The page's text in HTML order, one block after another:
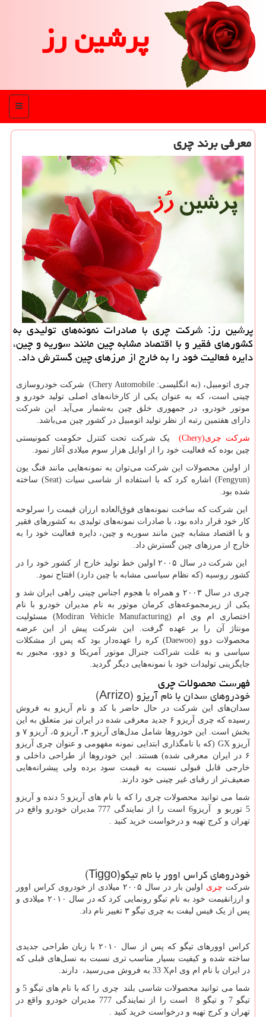
پرشین رز
منو
معرفی برند چری
پرشین رز: شركت چری با صادرات نمونه‌های تولیدی به
كشورهای فقیر و با اقتصاد مشابه چین مانند سوریه و چین،
دایره فعالیت خود را به خارج از مرزهای چین گسترش داد.
چری اتومبیل، (به انگلیسی:Chery Automobile) شرکت خودروسازی
چینی است، که به عنوان یکی از کارخانه‌های اصلی تولید خودرو و
موتور خودرو، در جمهوری خلق چین به‌شمار می‌آید. این شرکت
دارای هفتمین رتبه از نظر تولید اتومبیل در کشور چین می‌باشد.
شرکت چری(Chery)
یک شرکت تحت کنترل حکومت کمونیستی
چین بوده که فعالیت خود را از اوایل هزار سوم میلادی آغاز نمود.
از اولین محصولات این شرکت می‌توان به نمونه‌هایی مانند فنگ یون
(
Fengyun) اشاره کرد که با استفاده از شاسی سیات (Seat) ساخته
شده بود.
این شرکت که ساخت نمونه‌های فوق‌العاده ارزان قیمت را سرلوحه
کار خود قرار داده بود، با صادرات نمونه‌های تولیدی به کشورهای فقیر
و با اقتصاد مشابه چین مانند سوریه و چین، دایره فعالیت خود را به
خارج از مرزهای چین گسترش داد.
این شرکت در سال ۲۰۰۵ اولین خط تولید خارج از کشور خود را در
کشور روسیه (که نظام سیاسی مشابه با چین دارد) افتتاح نمود.
چری در سال ۲۰۰۳ و همراه با هجوم اجناس چینی راهی ایران شد و
یکی از زیرمجموعه‌های کرمان موتور به نام مدیران خودرو با نام
اختصاری ام وی ام (Modiran Vehicle Manufacturing) مسئولیت
مونتاژ آن را بر عهده گرفت. این شرکت پیش از این عرضه
محصولات دوو (Daewoo) کره را عهده‌دار بود که پس از مشکلات
سیاسی و به علت شراکت جنرال موتور آمریکا و دوو، مجبور به
جایگزینی تولیدات خود با نمونه‌هایی دیگر گردید.
فهرست محصولات چری
خودروهای سدان با نام آریزو (Arrizo
)
سدان‌های این شرکت در حال حاضر با کد و نام آریزو به فروش
رسیده که چری آریزو ۶ جدید معرفی شده در ایران نیز متعلق به این
بخش است. این خودروها شامل مدل‌های آریزو ۳، آریزو ۵، آریزو ۷ و
آریزو GX (که با نامگذاری ابتدایی نمونه مفهومی و عنوان چری آریزو
۶ در ایران معرفی شده) هستند. این خودروها از طراحی داخلی و
خارجی قابل قبولی نسبت به قیمت سود برده ولی پیشرانه‌هایی
ضعیف‌تر از رقبای غیر چینی خود دارند.
شما می توانید محصولات چری را که با نام های آریزو 5 دنده و آریزو
5 توربو و آریزو6 است را از نمایندگی 777 مدیران خودرو واقع در
تهران و کرج تهیه و درخواست خرید کنید .
خودروهای کراس اوور با نام تیگو(Tiggo)
شرکت چری
اولین بار در سال ۲۰۰۵ میلادی از خودروی کراس اوور
و ارزانقیمت خود به نام تیگو رونمایی کرد که در سال ۲۰۱۰ میلادی و
پس از یک فیس لیفت به چری تیگو ۳ تغییر نام داد.
کراس اوورهای تیگو که پس از سال ۲۰۱۰ با زبان طراحی جدیدی
ساخته شده و کیفیت بسیار مناسب تری نسبت به نسل‌های قبلی که
در ایران با نام ام وی امX 33 به فروش می‌رسید، دارند.
شما می توانید محصولات شاسی بلند چری را که با نام های تیگو 5 و
تیگو 7 و تیگو 8 است را از نمایندگی 777 مدیران خودرو واقع در
تهران و کرج تهیه و درخواست خرید کنید .